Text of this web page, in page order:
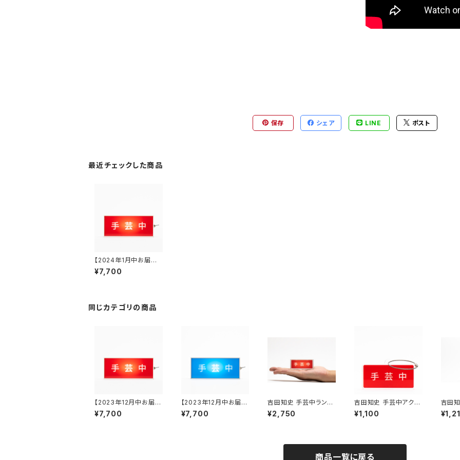
保存 シェア LINE ポスト
最近チェックした商品
【2024年1月中お届け
分】吉田知史 手芸中ラ
ンプ 赤
¥7,700
同じカテゴリの商品
【2023年12月中お届け
分】吉田知史 手芸中ラ
ンプ 赤
¥7,700
【2023年12月中お届け
分】吉田知史 手芸中ラ
ンプ 青
¥7,700
吉田知史 手芸中ランプ
キット
¥2,750
吉田知史 手芸中アクキ
ー
¥1,100
吉田
金」
商品一覧に戻る